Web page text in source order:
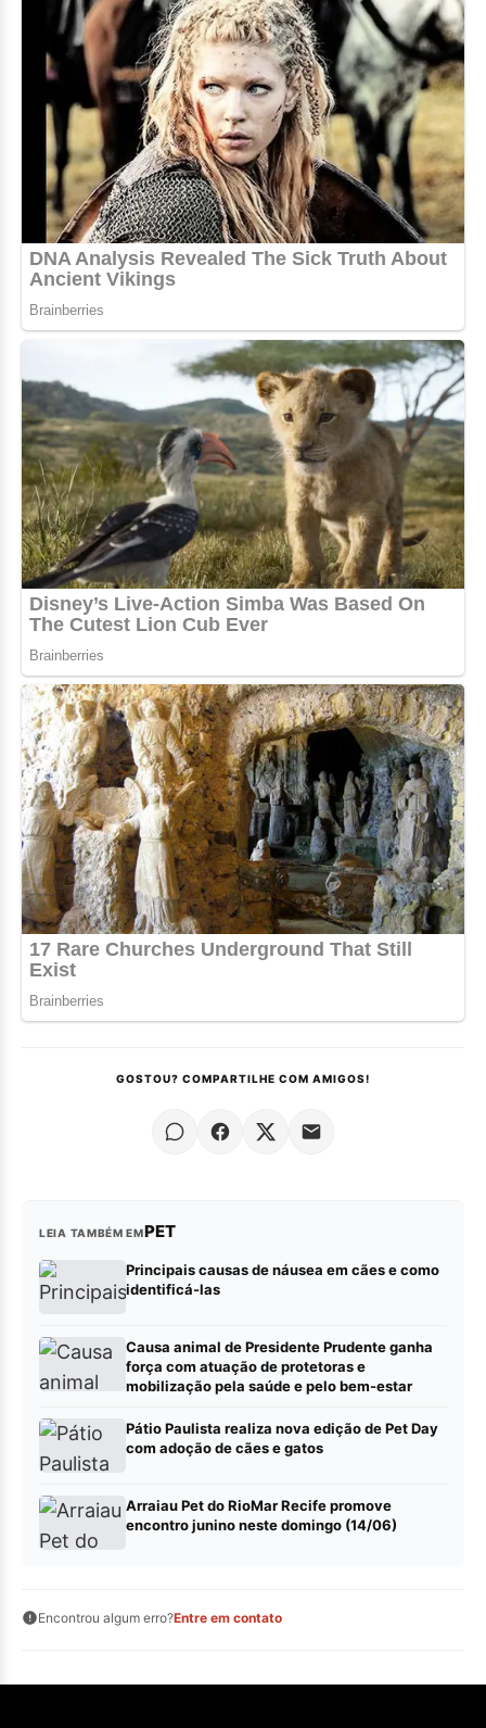
GOSTOU? COMPARTILHE COM AMIGOS!
LEIA TAMBÉM EMPET
Principais causas de náusea em cães e como
identificá-las
Causa animal de Presidente Prudente ganha
força com atuação de protetoras e
mobilização pela saúde e pelo bem-estar
Pátio Paulista realiza nova edição de Pet Day
com adoção de cães e gatos
Arraiau Pet do RioMar Recife promove
encontro junino neste domingo (14/06)
Encontrou algum erro?Entre em contato